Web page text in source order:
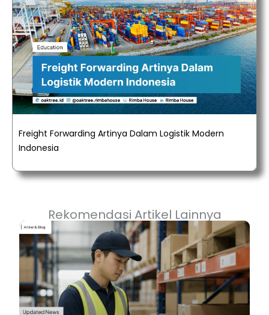
Freight Forwarding Artinya Dalam Logistik Modern
Indonesia
Rekomendasi Artikel Lainnya